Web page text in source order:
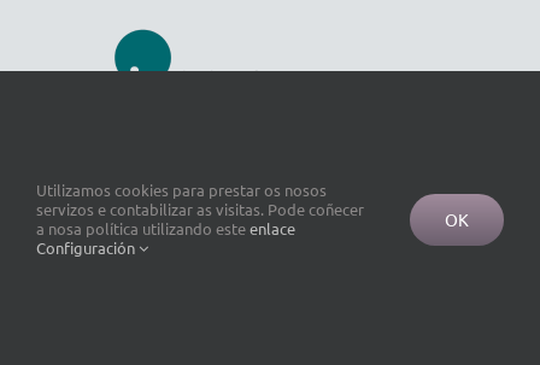
Utilizamos cookies para prestar os nosos
servizos e contabilizar as visitas. Pode coñecer
a nosa política utilizando esteenlace
Configuración
OK